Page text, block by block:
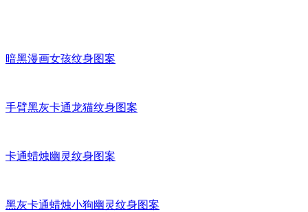
暗黑漫画女孩纹身图案
手臂黑灰卡通龙猫纹身图案
卡通蜡烛幽灵纹身图案
黑灰卡通蜡烛小狗幽灵纹身图案